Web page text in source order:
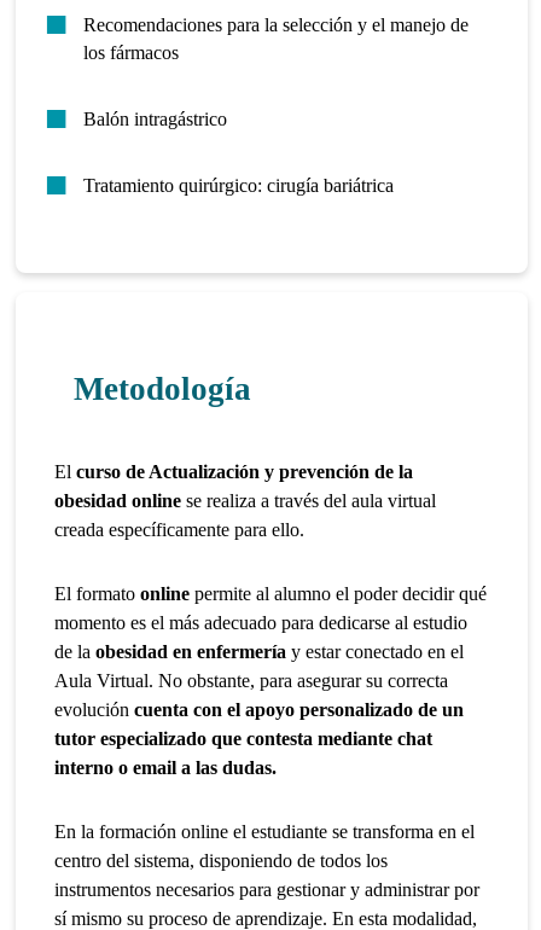
Recomendaciones para la selección y el manejo de
los fármacos
Balón intragástrico
Tratamiento quirúrgico: cirugía bariátrica
Metodología
Elcurso de Actualización y prevención de la
obesidad online se realiza a través del aula virtual
creada específicamente para ello.
El formato online permite al alumno el poder decidir qué
momento es el más adecuado para dedicarse al estudio
de laobesidad en enfermería y estar conectado en el
Aula Virtual. No obstante, para asegurar su correcta
evolución cuenta con el apoyo personalizado de un
tutor especializado que contesta mediante chat
interno o email a las dudas.
En la formación online el estudiante se transforma en el
centro del sistema, disponiendo de todos los
instrumentos necesarios para gestionar y administrar por
sí mismo su proceso de aprendizaje. En esta modalidad,